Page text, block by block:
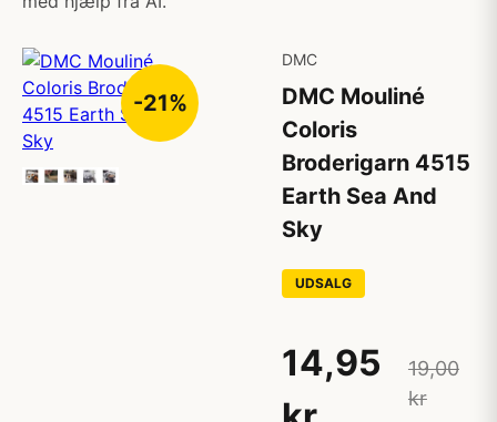
-21%
DMC
DMC Mouliné
Coloris
Broderigarn 4515
Earth Sea And
Sky
UDSALG
14,95
19,00
kr